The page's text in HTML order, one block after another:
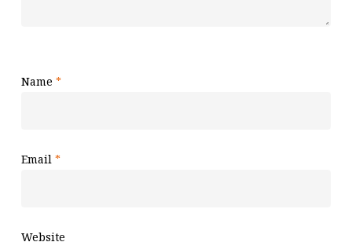
Name *
Email *
Website